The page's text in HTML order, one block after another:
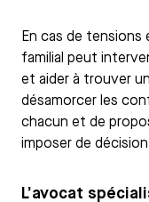
En cas de tensions
familial peut
et aider à trouver
désamorcer les
chacun et de
imposer de
L’avocat